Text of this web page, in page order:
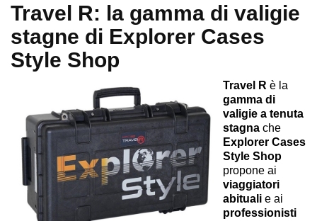
Travel R: la gamma di valigie
stagne di Explorer Cases
Style Shop
Travel R è la
gamma di
valigie a tenuta
stagna che
Explorer Cases
Style Shop
propone ai
viaggiatori
abituali e ai
professionisti